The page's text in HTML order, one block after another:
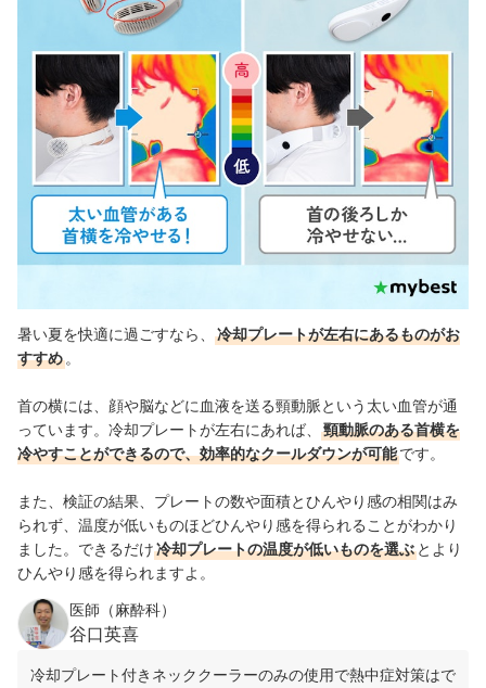
暑い夏を快適に過ごすなら、
冷却プレートが左右にあるものがお
すすめ 。
首の横には、顔や脳などに血液を送る頸動脈という太い血管が通
っています。冷却プレートが左右にあれば、
頸動脈のある首横を
冷やすことができるので、効率的なクールダウンが可能です。
また、検証の結果、プレートの数や面積とひんやり感の相関はみ
られず、温度が低いものほどひんやり感を得られることがわかり
ました。できるだけ冷却プレートの温度が低いものを選ぶ とより
ひんやり感を得られますよ。
医師（麻酔科）
谷口英喜
冷却プレート付きネッククーラーのみの使用で熱中症対策はで